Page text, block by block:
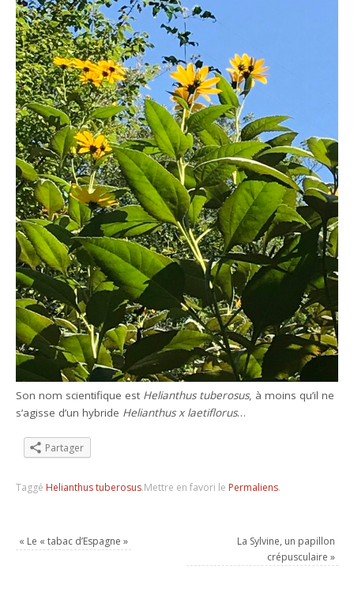
Son nom scientifique est Helianthus tuberosus, à moins qu’il ne
s’agisse d’un hybride Helianthus x laetiflorus…
Partager
Taggé Helianthus tuberosus.Mettre en favori le Permaliens.
« Le « tabac d’Espagne »
La Sylvine, un papillon
crépusculaire »